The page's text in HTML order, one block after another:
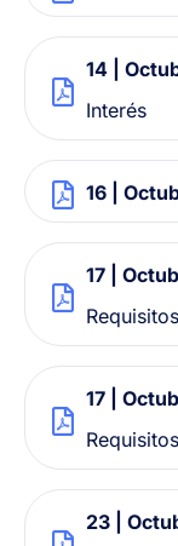
14 |
Interés
16 |
17 |
17 |
23 |